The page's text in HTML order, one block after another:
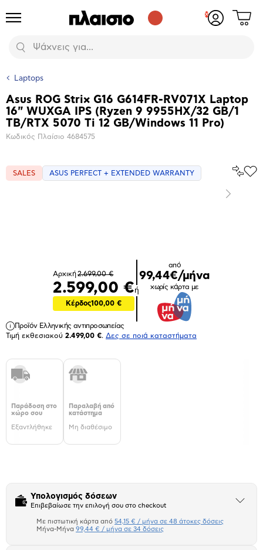
Προϊόντα
Αναζήτηση
Δες
Laptops
Βασικά
χαρακτηριστικά
Asus ROG Strix G16 G614FR-RV071X Laptop
16" WUXGA IPS (Ryzen 9 9955HX/32 GB/1
TB/RTX 5070 Ti 12 GB/Windows 11 Pro)
Κωδικός Πλαίσιο 4684575
SALES ASUS PERFECT + EXTENDED WARRANTY
Επόμενο
Αρχική2.699,00 €
2.599,00 €
Κέρδος100,00 €
ή
από
99,44€/μήνα
χωρίς κάρτα με
Προϊόν Ελληνικής αντιπροσωπείας
Τιμή εκθεσιακού 2.499,00 €. Δες σε ποιά καταστήματα
Παράδοση στο
χώρο σου
Εξαντλήθηκε
Παραλαβή από
κατάστημα
Μη διαθέσιμο
Υπολογισμός δόσεων
Επιβεβαίωσε την επιλογή σου στο checkout
Άνοιξε
Πιστωτική κάρτα
Με πιστωτική κάρτα από 54,15 € / μήνα σε 48 άτοκες δόσεις
Μήνα-Μήνα 99,44 € / μήνα σε 34 δόσεις